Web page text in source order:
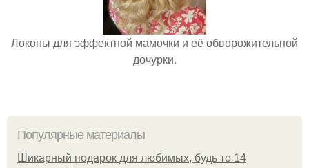
Локоны для эффектной мамочки и её обворожительной
дочурки.
Популярные материалы
Шикарный подарок для любимых, будь то 14